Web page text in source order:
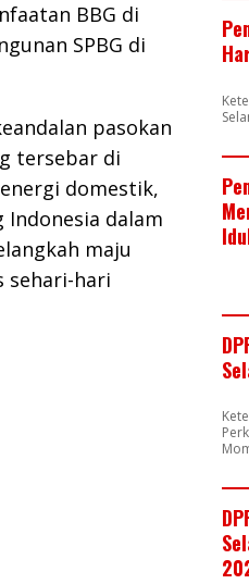
BBG di
SPBG di
pasokan
tersebar di
domestik,
dalam
maju
sehari-hari